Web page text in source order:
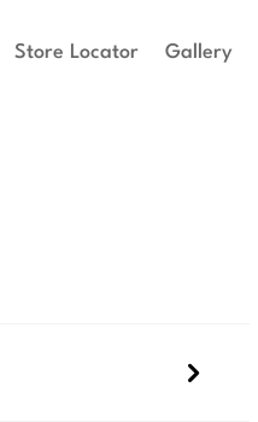
Store Locator Gallery